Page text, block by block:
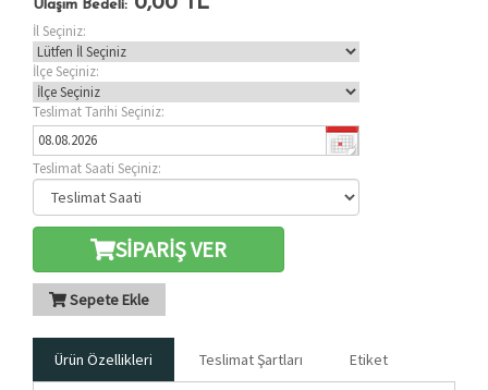
Ulaşım Bedeli:
İl Seçiniz:
İlçe Seçiniz:
Teslimat Tarihi Seçiniz:
Teslimat Saati Seçiniz:
SİPARİŞ VER
Sepete Ekle
Ürün Özellikleri Teslimat Şartları Etiket